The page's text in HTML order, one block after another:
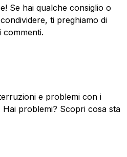
Se hai qualche consiglio o
ti preghiamo di
commenti.
e problemi con i
problemi? Scopri cosa sta